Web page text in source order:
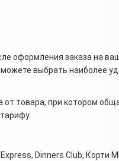
оформления заказа на
выбрать наиболее
от товара, при котором
Dinners Club, Корти